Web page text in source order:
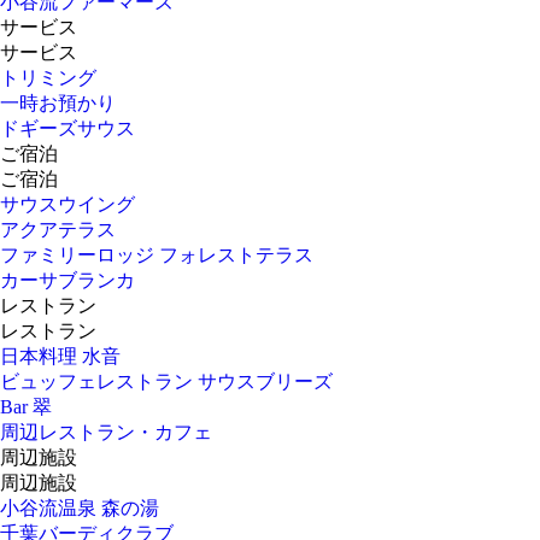
サービス
サービス
トリミング
一時お預かり
ドギーズサウス
ご宿泊
ご宿泊
サウスウイング
アクアテラス
ファミリーロッジ フォレストテラス
カーサブランカ
レストラン
レストラン
日本料理 水音
ビュッフェレストラン サウスブリーズ
Bar 翠
周辺レストラン・カフェ
周辺施設
周辺施設
小谷流温泉 森の湯
千葉バーディクラブ